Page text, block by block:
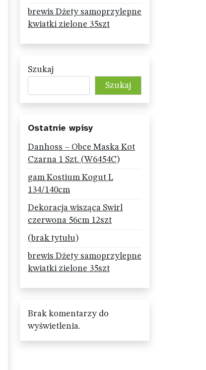
brewis Dżety samoprzylepne
kwiatki zielone 35szt
Szukaj
Szukaj
Ostatnie wpisy
Danhoss – Obce Maska Kot
Czarna 1 Szt. (W6454C)
gam Kostium Kogut L
134/140cm
Dekoracja wisząca Swirl
czerwona 56cm 12szt
(brak tytułu)
brewis Dżety samoprzylepne
kwiatki zielone 35szt
Brak komentarzy do
wyświetlenia.